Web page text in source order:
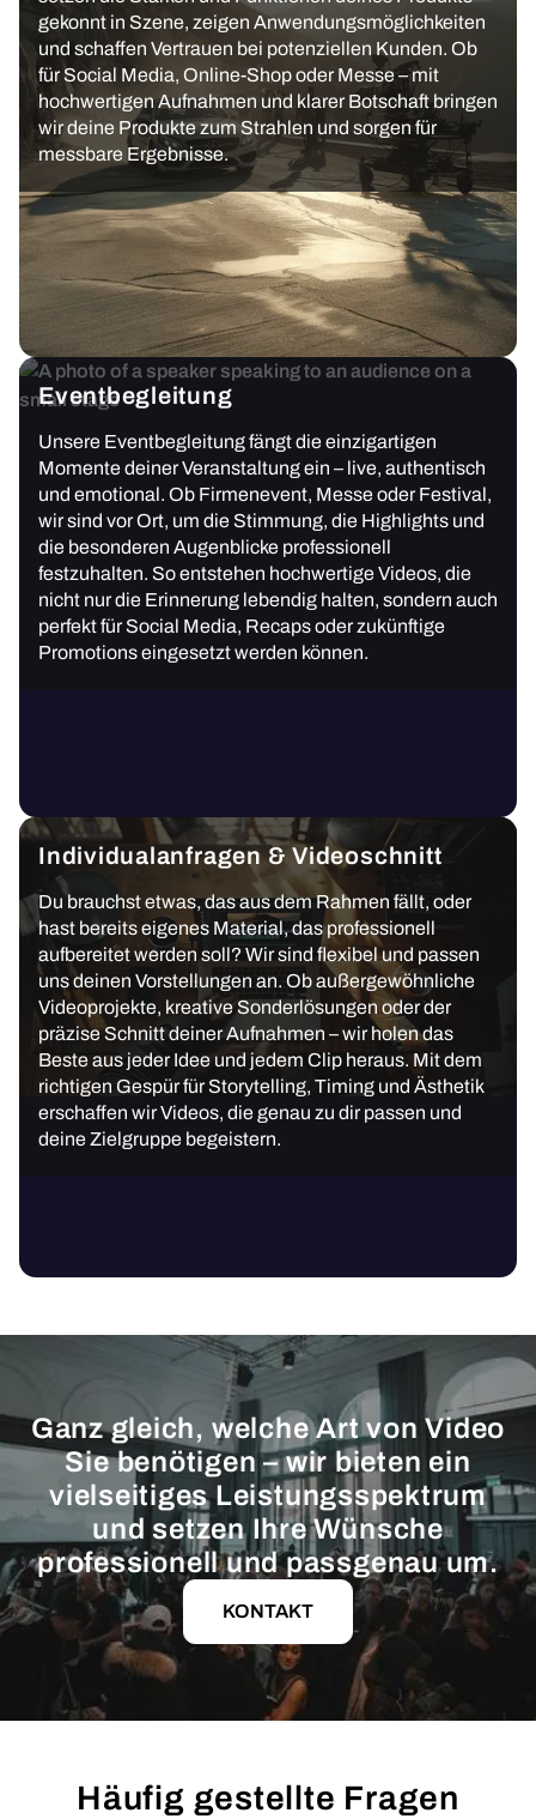
gekonnt in Szene, zeigen Anwendungsmöglichkeiten
und schaffen Vertrauen bei potenziellen Kunden. Ob
für Social Media, Online-Shop oder Messe – mit
hochwertigen Aufnahmen und klarer Botschaft bringen
wir deine Produkte zum Strahlen und sorgen für
messbare Ergebnisse.
Eventbegleitung
Unsere Eventbegleitung fängt die einzigartigen
Momente deiner Veranstaltung ein – live, authentisch
und emotional. Ob Firmenevent, Messe oder Festival,
wir sind vor Ort, um die Stimmung, die Highlights und
die besonderen Augenblicke professionell
festzuhalten. So entstehen hochwertige Videos, die
nicht nur die Erinnerung lebendig halten, sondern auch
perfekt für Social Media, Recaps oder zukünftige
Promotions eingesetzt werden können.
Individualanfragen & Videoschnitt
Du brauchst etwas, das aus dem Rahmen fällt, oder
hast bereits eigenes Material, das professionell
aufbereitet werden soll? Wir sind flexibel und passen
uns deinen Vorstellungen an. Ob außergewöhnliche
Videoprojekte, kreative Sonderlösungen oder der
präzise Schnitt deiner Aufnahmen – wir holen das
Beste aus jeder Idee und jedem Clip heraus. Mit dem
richtigen Gespür für Storytelling, Timing und Ästhetik
erschaffen wir Videos, die genau zu dir passen und
deine Zielgruppe begeistern.
Ganz gleich, welche Art von Video
Sie benötigen – wir bieten ein
vielseitiges Leistungsspektrum
und setzen Ihre Wünsche
professionell und passgenau um.
KONTAKT
Häufig gestellte Fragen